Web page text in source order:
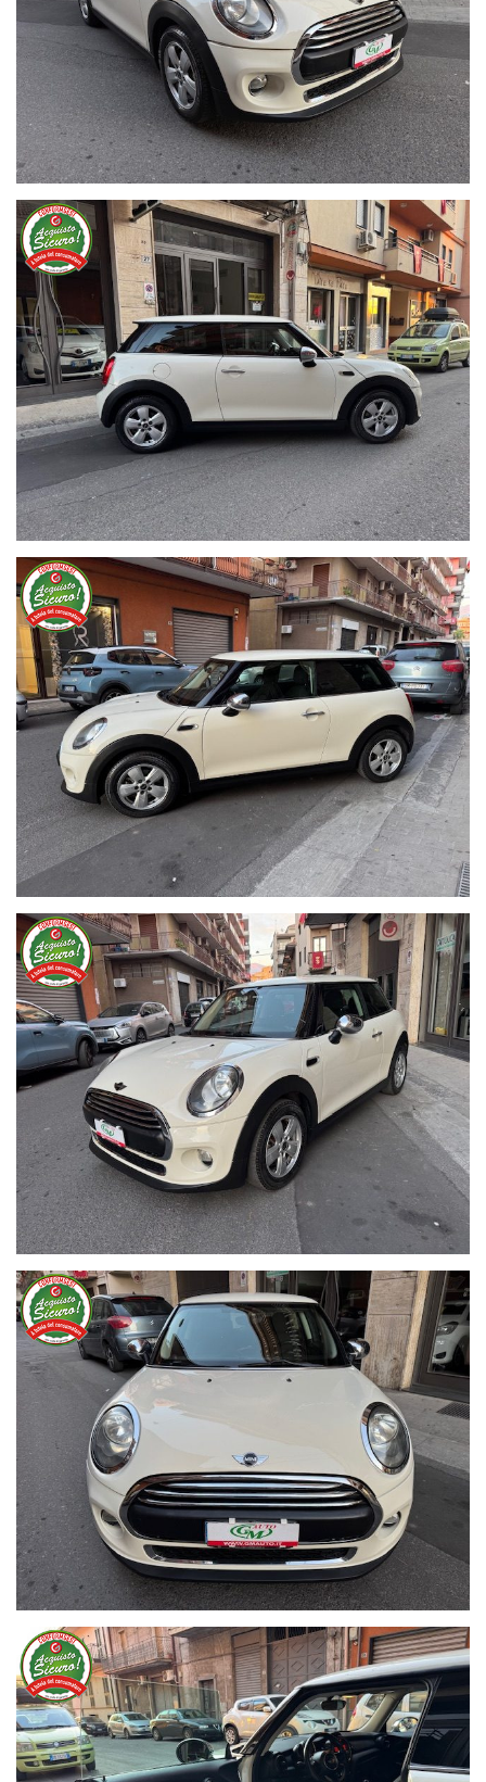
* Da Non Far Nulla
Anno Settembre 2016
Chilometri 193.000
Unico Proprietario
Non Fumatori
Gomme Ottime
Revisionata
Doppie Chiavi
Ottime Condizioni
Bassi Consumi
Bassi Costi di Gestione
* Auto in Garanzia 12 Mesi
* Possibilità di Finanziamento
* Possibilità di Assicurazione RC Auto
Optional:
Climatizzatore
Chiusura Centr a Distanza con Chiave
Vetri Elettrici
Specchietti Elettrici
ABS ESP ASR Airbag
Controllo Trazione e Stabilita
Idroguida
Radio USB Aux
Computer di Bordo
Fendinebbia
Cerchi in Lega
Vetri Oscurati
Pack Chromo
Sedile Reg in ALtezza
Volante Reg in Altezza e Profondità
Libretto Uso e Manutenzione
La vettura viene consegnata con un certificato di garanzia
valido in tutta Europa ed assistenza stradale H24
Vedi l'album Completo delle Foto sul Nostro Sito gmauto .it